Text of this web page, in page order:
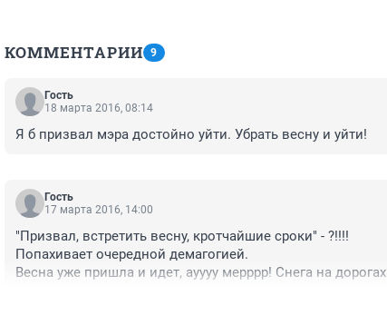
КОММЕНТАРИИ 9
Гость
18 марта 2016, 08:14
Я б призвал мэра достойно уйти. Убрать весну и уйти!
Гость
17 марта 2016, 14:00
"Призвал, встретить весну, кротчайшие сроки" - ?!!!!
Попахивает очередной демагогией.
Весна уже пришла и идет, ауууу мерррр! Снега на